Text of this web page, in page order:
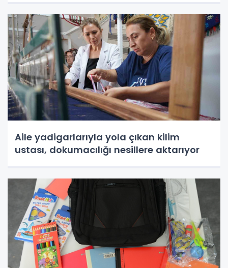
Aile yadigarlarıyla yola çıkan kilim
ustası, dokumacılığı nesillere aktarıyor